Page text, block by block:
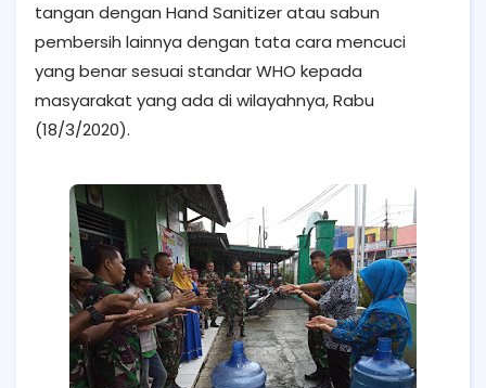
tangan dengan Hand Sanitizer atau sabun
pembersih lainnya dengan tata cara mencuci
yang benar sesuai standar WHO kepada
masyarakat yang ada di wilayahnya, Rabu
(18/3/2020).